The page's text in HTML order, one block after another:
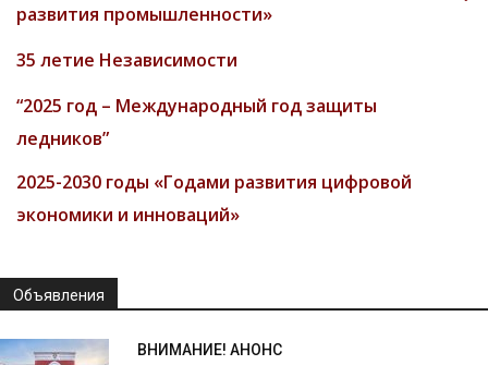
развития промышленности»
35 летие Независимости
“2025 год – Международный год защиты
ледников”
2025-2030 годы «Годами развития цифровой
экономики и инноваций»
Объявления
ВНИМАНИЕ! АНОНС